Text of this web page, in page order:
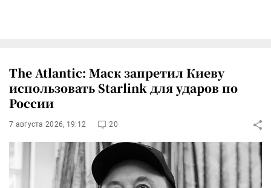
The Atlantic: Маск запретил Киеву
использовать Starlink для ударов по
России
7 августа 2026, 19:12 20